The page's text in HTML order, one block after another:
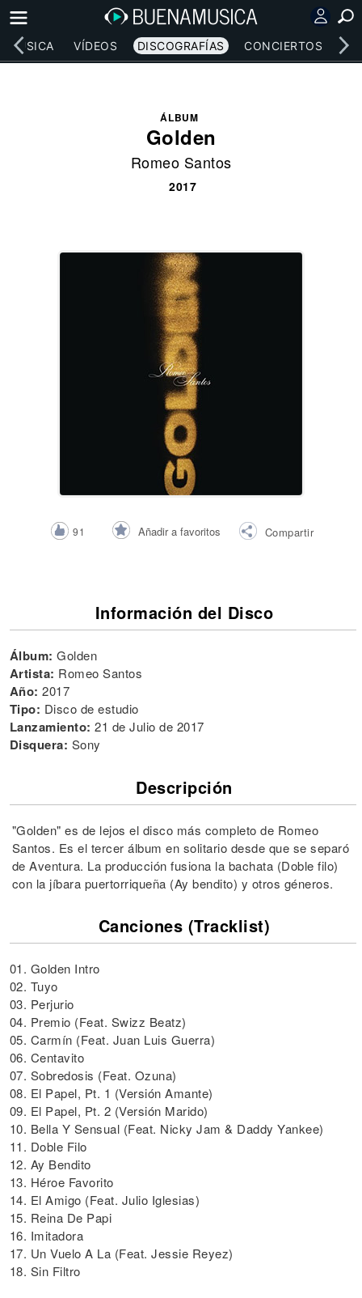
MÚSICA VÍDEOS DISCOGRAFÍAS CONCIERTOS
ÁLBUM
Golden
Romeo Santos
2017
91 Añadir a favoritos Compartir
Información del Disco
Álbum: Golden
Artista: Romeo Santos
Año: 2017
Tipo: Disco de estudio
Lanzamiento: 21 de Julio de 2017
Disquera: Sony
Descripción
"Golden" es de lejos el disco más completo de Romeo
Santos. Es el tercer álbum en solitario desde que se separó
de Aventura. La producción fusiona la bachata (Doble filo)
con la jíbara puertorriqueña (Ay bendito) y otros géneros.
Canciones (Tracklist)
01. Golden Intro
02. Tuyo
03. Perjurio
04. Premio (Feat. Swizz Beatz)
05. Carmín (Feat. Juan Luis Guerra)
06. Centavito
07. Sobredosis (Feat. Ozuna)
08. El Papel, Pt. 1 (Versión Amante)
09. El Papel, Pt. 2 (Versión Marido)
10. Bella Y Sensual (Feat. Nicky Jam & Daddy Yankee)
11. Doble Filo
12. Ay Bendito
13. Héroe Favorito
14. El Amigo (Feat. Julio Iglesias)
15. Reina De Papi
16. Imitadora
17. Un Vuelo A La (Feat. Jessie Reyez)
18. Sin Filtro